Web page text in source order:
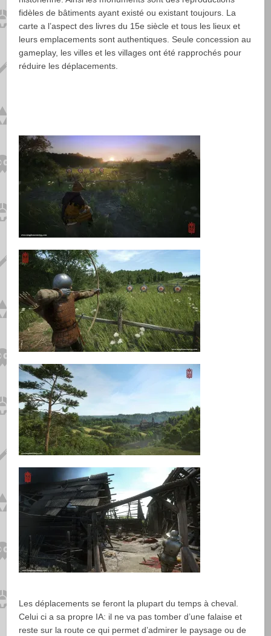
fidèles de bâtiments ayant existé ou existant toujours. La
carte a l’aspect des livres du 15e siècle et tous les lieux et
leurs emplacements sont authentiques. Seule concession au
gameplay, les villes et les villages ont été rapprochés pour
réduire les déplacements.
Les déplacements se feront la plupart du temps à cheval.
Celui ci a sa propre IA: il ne va pas tomber d’une falaise et
reste sur la route ce qui permet d’admirer le paysage ou de